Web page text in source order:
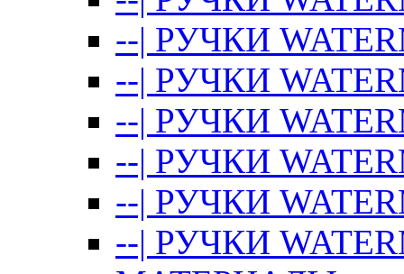
--| РУЧКИ
--| РУЧКИ
--| РУЧКИ
--| РУЧКИ
--| РУЧКИ
--| РУЧКИ